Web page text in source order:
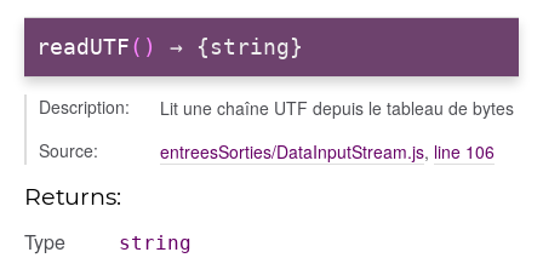
readUTF() → {string}
Description:
Lit une chaîne UTF depuis le tableau de bytes
Source:
entreesSorties/DataInputStream.js, line 106
Returns:
Type string